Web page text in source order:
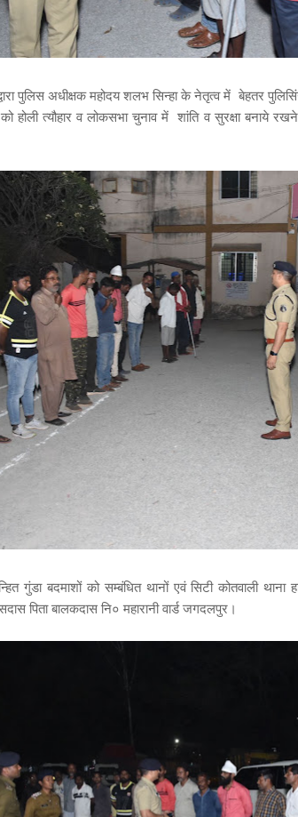
पुलिस अधीक्षक महोदय शलभ सिन्हा के नेतृत्व में बेहतर
होली त्यौहार व लोकसभा चुनाव में शांति व सुरक्षा बनाये
गुंडा बदमाशों को सम्बंधित थानों एवं सिटी कोतवाली थाना
पिता बालकदास नि० महारानी वार्ड जगदलपुर।